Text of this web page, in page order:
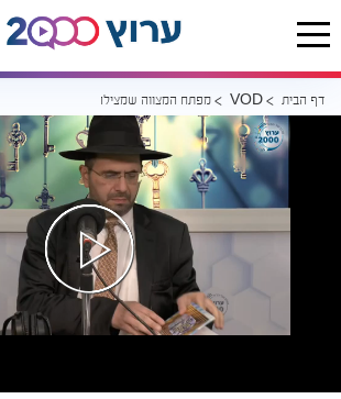
דף הבית VOD מפתח המצווה שמצילה ממוות